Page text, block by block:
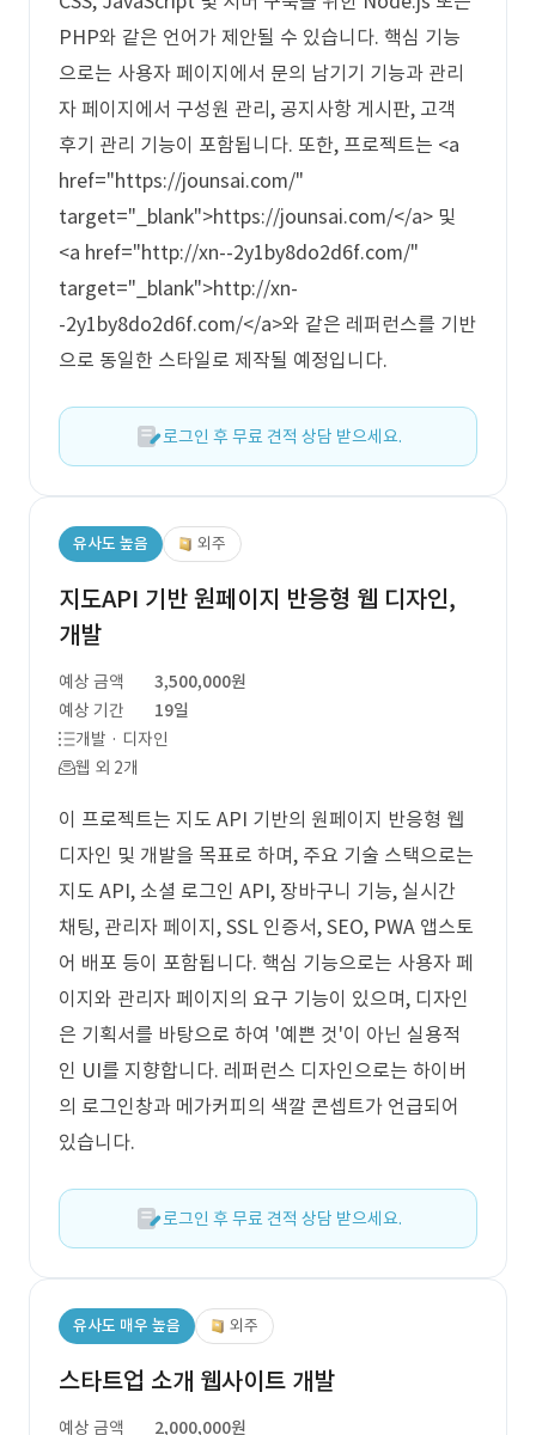
PHP와 같은 언어가 제안될 수 있습니다. 핵심 기능
으로는 사용자 페이지에서 문의 남기기 기능과 관리
자 페이지에서 구성원 관리, 공지사항 게시판, 고객
후기 관리 기능이 포함됩니다. 또한, 프로젝트는 <a
href="https://jounsai.com/"
target="_blank">https://jounsai.com/</a> 및
<a href="http://xn--2y1by8do2d6f.com/"
target="_blank">http://xn-
-2y1by8do2d6f.com/</a>와 같은 레퍼런스를 기반
으로 동일한 스타일로 제작될 예정입니다.
로그인 후 무료 견적 상담 받으세요.
유사도 높음 외주
지도API 기반 원페이지 반응형 웹 디자인,
개발
예상 금액
3,500,000원
예상 기간
19일
개발 · 디자인
웹 외 2개
이 프로젝트는 지도 API 기반의 원페이지 반응형 웹
디자인 및 개발을 목표로 하며, 주요 기술 스택으로는
지도 API, 소셜 로그인 API, 장바구니 기능, 실시간
채팅, 관리자 페이지, SSL 인증서, SEO, PWA 앱스토
어 배포 등이 포함됩니다. 핵심 기능으로는 사용자 페
이지와 관리자 페이지의 요구 기능이 있으며, 디자인
은 기획서를 바탕으로 하여 '예쁜 것'이 아닌 실용적
인 UI를 지향합니다. 레퍼런스 디자인으로는 하이버
의 로그인창과 메가커피의 색깔 콘셉트가 언급되어
있습니다.
로그인 후 무료 견적 상담 받으세요.
유사도 매우 높음 외주
스타트업 소개 웹사이트 개발
예상 금액
2,000,000원